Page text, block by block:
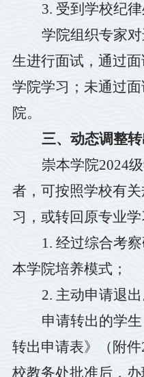
3. 受到学校纪律
学院组织专家
生进行面试，通过
学院学习；未通过
院。
三、动态调整转
崇本学院2024
者，可按照学校有
习，或转回原专业学
1. 经过综合考
本学院培养模式；
2. 主动申请退出
申请转出的学
转出申请表》（附件
校教务处批准后，办